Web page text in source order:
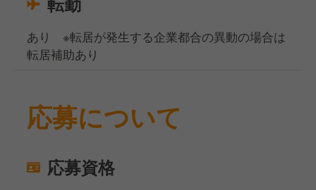
あり ※転居が発生する企業都合の異動の場合は
転居補助あり
応募について
応募資格